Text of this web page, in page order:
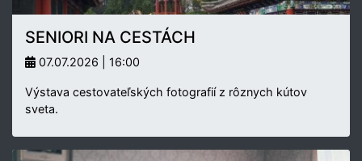
SENIORI NA CESTÁCH
07.07.2026 | 16:00
Výstava cestovateľských fotografií z rôznych kútov
sveta.